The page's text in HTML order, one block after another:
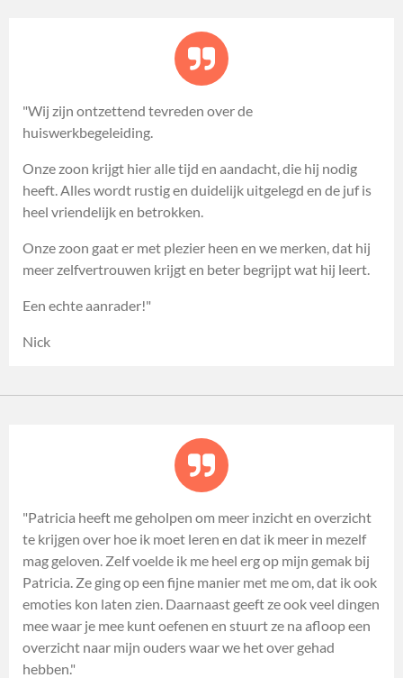
"Wij zijn ontzettend tevreden over de
huiswerkbegeleiding.
Onze zoon krijgt hier alle tijd en aandacht, die hij nodig
heeft. Alles wordt rustig en duidelijk uitgelegd en de juf is
heel vriendelijk en betrokken.
Onze zoon gaat er met plezier heen en we merken, dat hij
meer zelfvertrouwen krijgt en beter begrijpt wat hij leert.
Een echte aanrader!"
Nick
"Patricia heeft me geholpen om meer inzicht en overzicht
te krijgen over hoe ik moet leren en dat ik meer in mezelf
mag geloven. Zelf voelde ik me heel erg op mijn gemak bij
Patricia. Ze ging op een fijne manier met me om, dat ik ook
emoties kon laten zien. Daarnaast geeft ze ook veel dingen
mee waar je mee kunt oefenen en stuurt ze na afloop een
overzicht naar mijn ouders waar we het over gehad
hebben."